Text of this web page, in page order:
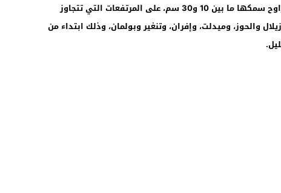
وتابع المصدر ذاته بأن تساقطات ثلجية يتراوح سمكها ما بين 10 و30 سم، على المرتفعات التي تتجاوز
والحوز، وميدلت، وإفران، وتنغير وبولمان، وذلك ابتداء من